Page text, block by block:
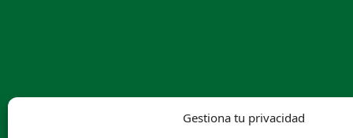
Gestiona tu privacidad